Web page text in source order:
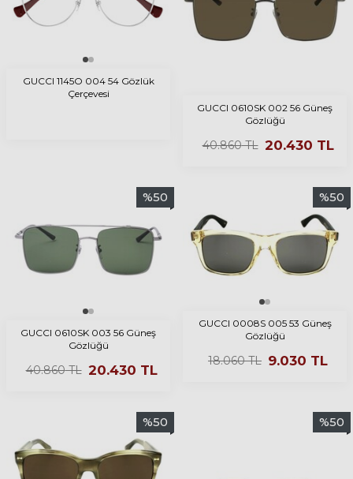
GUCCI 1145O 004 54 Gözlük
Çerçevesi
GUCCI 0610SK 002 56 Güneş
Gözlüğü
40.860TL 20.430 TL
%50
GUCCI 0610SK 003 56 Güneş
Gözlüğü
40.860TL 20.430 TL
%50
GUCCI 0008S 005 53 Güneş
Gözlüğü
18.060TL 9.030 TL
%50 %50